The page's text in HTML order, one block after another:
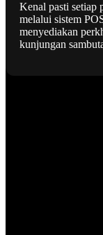
Kenal pasti setiap
melalui sistem
menyediakan
kunjungan